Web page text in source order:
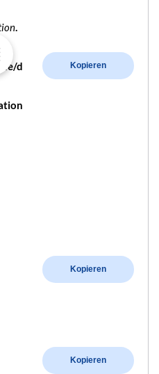
.
d
Kopieren
Kopieren
Kopieren